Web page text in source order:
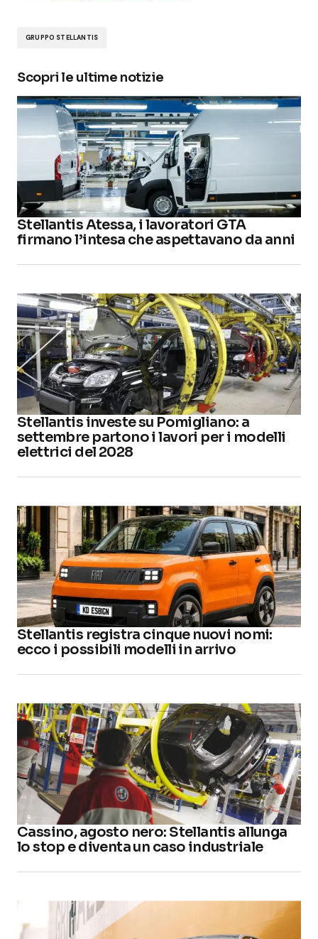
GRUPPO STELLANTIS
Scopri le ultime notizie
Stellantis Atessa, i lavoratori GTA
firmano l’intesa che aspettavano da anni
Stellantis investe su Pomigliano: a
settembre partono i lavori per i modelli
elettrici del 2028
Stellantis registra cinque nuovi nomi:
ecco i possibili modelli in arrivo
Cassino, agosto nero: Stellantis allunga
lo stop e diventa un caso industriale